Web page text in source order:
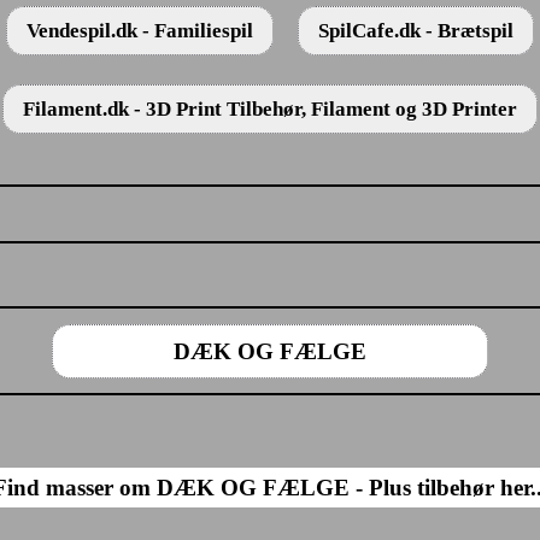
Vendespil.dk - Familiespil SpilCafe.dk - Brætspil
Filament.dk - 3D Print Tilbehør, Filament og 3D Printer
DÆK OG FÆLGE
masser om DÆK OG FÆLGE - Plus tilbehør